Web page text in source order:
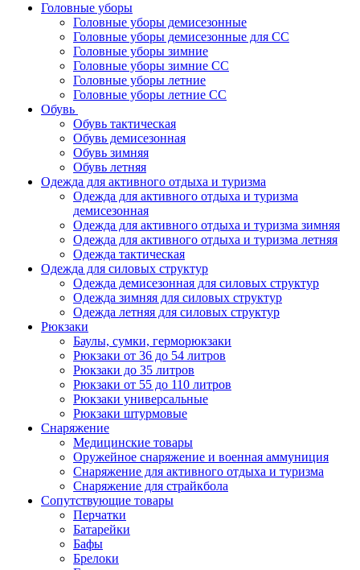
Головные уборы
Головные уборы демисезонные
Головные уборы демисезонные для СС
Головные уборы зимние
Головные уборы зимние СС
Головные уборы летние
Головные уборы летние СС
Обувь
Обувь тактическая
Обувь демисезонная
Обувь зимняя
Обувь летняя
Одежда для активного отдыха и туризма
Одежда для активного отдыха и туризма
демисезонная
Одежда для активного отдыха и туризма зимняя
Одежда для активного отдыха и туризма летняя
Одежда тактическая
Одежда для силовых структур
Одежда демисезонная для силовых структур
Одежда зимняя для силовых структур
Одежда летняя для силовых структур
Рюкзаки
Баулы, сумки, герморюкзаки
Рюкзаки от 36 до 54 литров
Рюкзаки до 35 литров
Рюкзаки от 55 до 110 литров
Рюкзаки универсальные
Рюкзаки штурмовые
Снаряжение
Медицинские товары
Оружейное снаряжение и военная аммуниция
Снаряжение для активного отдыха и туризма
Снаряжение для страйкбола
Сопутствующие товары
Перчатки
Батарейки
Бафы
Брелоки